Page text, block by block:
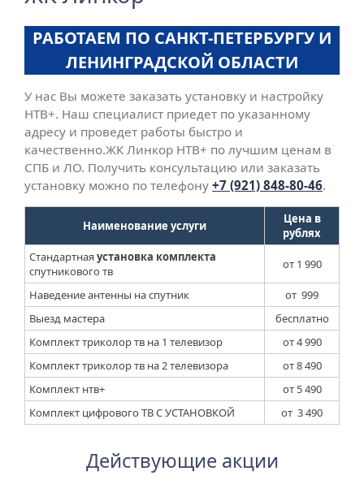
РАБОТАЕМ ПО САНКТ-ПЕТЕРБУРГУ И
ЛЕНИНГРАДСКОЙ ОБЛАСТИ
У нас Вы можете заказать установку и настройку
НТВ+. Наш специалист приедет по указанному
адресу и проведет работы быстро и
качественно.ЖК Линкор НТВ+ по лучшим ценам в
СПБ и ЛО. Получить консультацию или заказать
установку можно по телефону +7 (921) 848-80-46.
Наименование услуги
Цена в
рублях
Стандартнаяустановка комплекта
спутникового тв
от 1 990
Наведение антенны на спутник
от 999
Выезд мастера
бесплатно
Комплект триколор тв на 1 телевизор
от4 990
Комплект триколор тв на 2 телевизора
от8 490
Комплект нтв+
от 5 490
Комплект цифрового ТВ С УСТАНОВКОЙ
от 3 490
Действующие акции